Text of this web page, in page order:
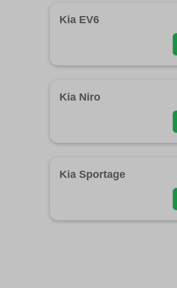
Kia EV6
Kia Niro
Kia Sportage